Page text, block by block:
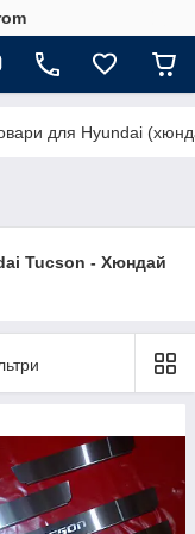
для Hyundai
Tucson - Хюндай